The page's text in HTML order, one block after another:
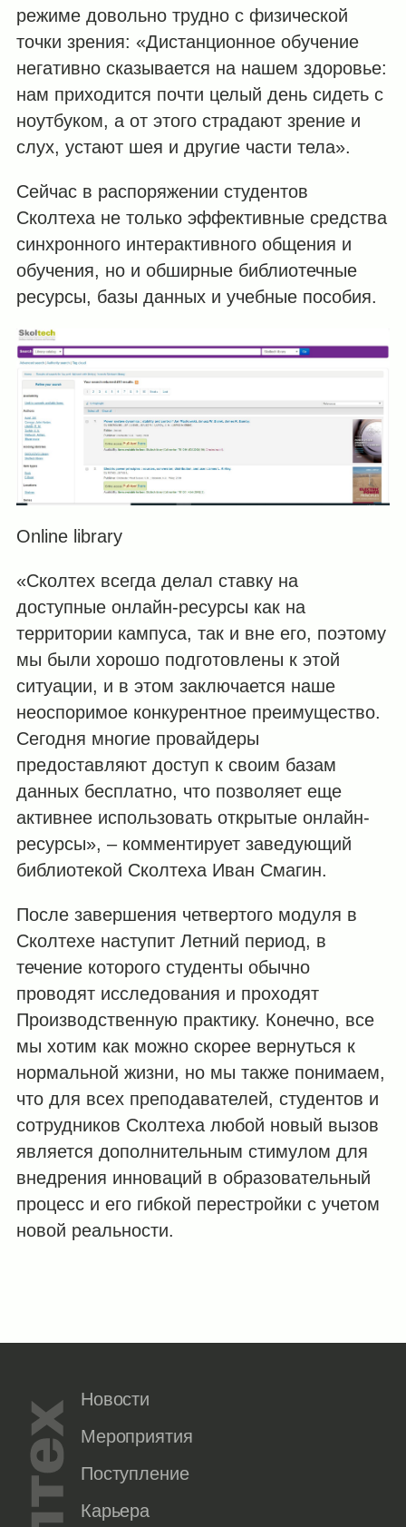
режиме довольно трудно с физической
точки зрения: «Дистанционное обучение
негативно сказывается на нашем здоровье:
нам приходится почти целый день сидеть с
ноутбуком, а от этого страдают зрение и
слух, устают шея и другие части тела».
Сейчас в распоряжении студентов
Сколтеха не только эффективные средства
синхронного интерактивного общения и
обучения, но и обширные библиотечные
ресурсы, базы данных и учебные пособия.
Online library
«Сколтех всегда делал ставку на
доступные онлайн-ресурсы как на
территории кампуса, так и вне его, поэтому
мы были хорошо подготовлены к этой
ситуации, и в этом заключается наше
неоспоримое конкурентное преимущество.
Сегодня многие провайдеры
предоставляют доступ к своим базам
данных бесплатно, что позволяет еще
активнее использовать открытые онлайн-
ресурсы», – комментирует заведующий
библиотекой Сколтеха Иван Смагин.
После завершения четвертого модуля в
Сколтехе наступит Летний период, в
течение которого студенты обычно
проводят исследования и проходят
Производственную практику. Конечно, все
мы хотим как можно скорее вернуться к
нормальной жизни, но мы также понимаем,
что для всех преподавателей, студентов и
сотрудников Сколтеха любой новый вызов
является дополнительным стимулом для
внедрения инноваций в образовательный
процесс и его гибкой перестройки с учетом
новой реальности.
Новости
Мероприятия
Поступление
Карьера